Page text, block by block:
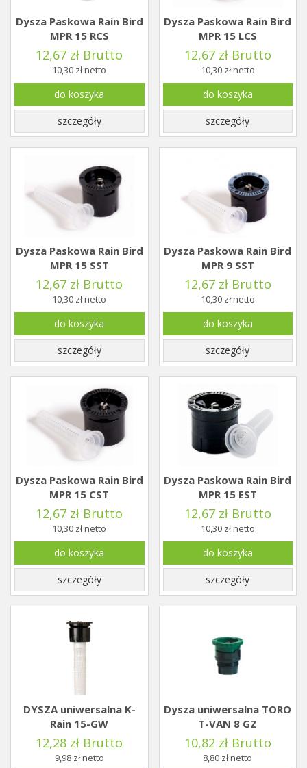
Dysza Paskowa Rain Bird
MPR 15 RCS
12,67 zł Brutto
10,30 zł netto
do koszyka
szczegóły
Dysza Paskowa Rain Bird
MPR 15 LCS
12,67 zł Brutto
10,30 zł netto
do koszyka
szczegóły
Dysza Paskowa Rain Bird
MPR 15 SST
12,67 zł Brutto
10,30 zł netto
do koszyka
szczegóły
Dysza Paskowa Rain Bird
MPR 9 SST
12,67 zł Brutto
10,30 zł netto
do koszyka
szczegóły
Dysza Paskowa Rain Bird
MPR 15 CST
12,67 zł Brutto
10,30 zł netto
do koszyka
szczegóły
Dysza Paskowa Rain Bird
MPR 15 EST
12,67 zł Brutto
10,30 zł netto
do koszyka
szczegóły
DYSZA uniwersalna K-
Rain 15-GW
12,28 zł Brutto
9,98 zł netto
Dysza uniwersalna TORO
T-VAN 8 GZ
10,82 zł Brutto
8,80 zł netto